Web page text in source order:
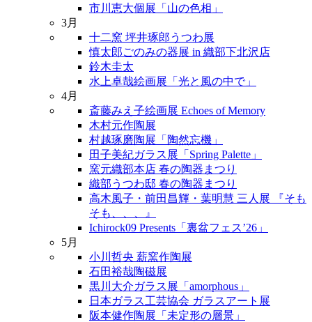
市川恵大個展「山の色相」
3月
十二窯 坪井琢郎うつわ展
慎太郎ごのみの器展 in 織部下北沢店
鈴木圭太
水上卓哉絵画展「光と風の中で」
4月
斎藤みえ子絵画展 Echoes of Memory
木村元作陶展
村越琢磨陶展「陶然忘機」
田子美紀ガラス展「Spring Palette」
窯元織部本店 春の陶器まつり
織部うつわ邸 春の陶器まつり
高木風子・前田昌輝・葉明慧 三人展 『そも
そも、、、』
Ichirock09 Presents「裏盆フェス’26」
5月
小川哲央 薪窯作陶展
石田裕哉陶磁展
黒川大介ガラス展「amorphous」
日本ガラス工芸協会 ガラスアート展
阪本健作陶展「未定形の層景」